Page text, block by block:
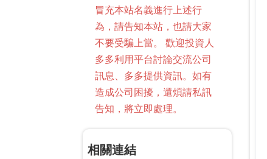
冒充本站名義進行上述行
為，請告知本站，也請大家
不要受騙上當。 歡迎投資人
多多利用平台討論交流公司
訊息、多多提供資訊。如有
造成公司困擾，還煩請私訊
告知，將立即處理。
相關連結